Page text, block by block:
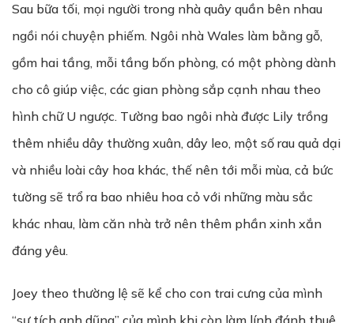
Sau bữa tối, mọi người trong nhà quây quần bên nhau
ngồi nói chuyện phiếm. Ngôi nhà Wales làm bằng gỗ,
gồm hai tầng, mỗi tầng bốn phòng, có một phòng dành
cho cô giúp việc, các gian phòng sắp cạnh nhau theo
hình chữ U ngược. Tường bao ngôi nhà được Lily trồng
thêm nhiều dây thường xuân, dây leo, một số rau quả dại
và nhiều loài cây hoa khác, thế nên tới mỗi mùa, cả bức
tường sẽ trổ ra bao nhiêu hoa cỏ với những màu sắc
khác nhau, làm căn nhà trở nên thêm phần xinh xắn
đáng yêu.
Joey theo thường lệ sẽ kể cho con trai cưng của mình
‘‘sự tích anh dũng’’ của mình khi còn làm lính đánh thuê.